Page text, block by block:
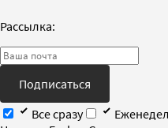
Рассылка:
Подписаться
Все сразу